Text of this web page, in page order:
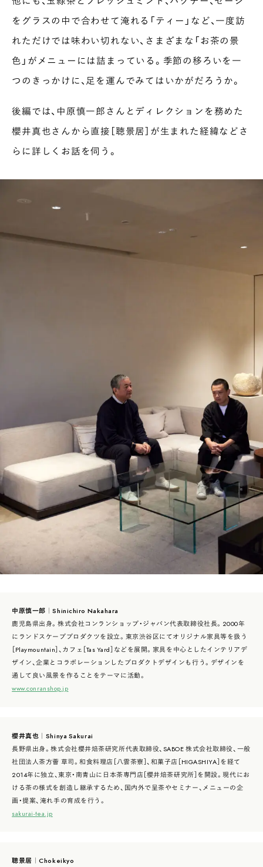
をグラスの中で合わせて淹れる「ティー」など、一度訪
れただけでは味わい切れない、さまざまな「お茶の景
色」がメニューには詰まっている。季節の移ろいを一
つのきっかけに、足を運んでみてはいかがだろうか。
後編では、中原慎一郎さんとディレクションを務めた
櫻井真也さんから直接［聴景居］が生まれた経緯などさ
らに詳しくお話を伺う。
中原慎一郎｜Shinichiro Nakahara
鹿児島県出身。株式会社コンランショップ・ジャパン代表取締役社長。2000年
にランドスケーププロダクツを設立。東京渋谷区にてオリジナル家具等を扱う
［Playmountain］、カフェ［Tas Yard］などを展開。家具を中心としたインテリアデ
ザイン、企業とコラボレーションしたプロダクトデザインも行う。デザインを
通して良い風景を作ることをテーマに活動。
www.conranshop.jp
櫻井真也｜Shinya Sakurai
長野県出身。株式会社櫻井焙茶研究所代表取締役、SABOE 株式会社取締役、一般
社団法人茶方薈 草司。和食料理店［八雲茶寮］、和菓子店［HIGASHIYA］を経て
2014年に独立、東京・南青山に日本茶専門店［櫻井焙茶研究所］を開設。現代にお
ける茶の様式を創造し継承するため、国内外で呈茶やセミナー、メニューの企
画・提案、淹れ手の育成を行う。
sakurai-tea.jp
聴景居｜Chokeikyo